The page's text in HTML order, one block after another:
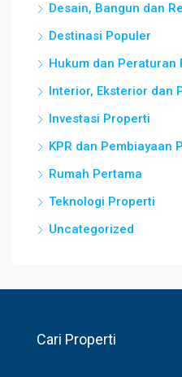
Desain, Bangun dan
Destinasi Populer
Hukum dan Peraturan
Interior, Eksterior dan
Investasi Properti
KPR dan Pembiayaan
Rumah Pertama
Teknologi Properti
Uncategorized
Cari Properti